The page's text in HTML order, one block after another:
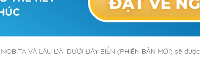
VÀ LÂU ĐÀI DƯỚI ĐÁY BIỂN (PHIÊN BẢN MỚI) sẽ